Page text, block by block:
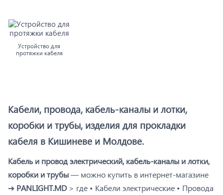
Устройство для
протяжки кабеля
Кабели, провода, кабель-каналы и лотки,
коробки и трубы, изделия для прокладки
кабеля в Кишиневе и Молдове.
Кабель и провод электрический, кабель-каналы и лотки,
коробки и трубы— можно купить в интернет-магазине
➔ PANLIGHT.MD > где • Кабели электрические • Провода